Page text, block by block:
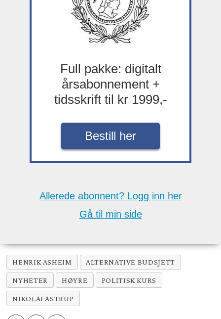
Full pakke: digitalt
årsabonnement +
tidsskrift til kr 1999,-
Bestill her
Allerede abonnent? Logg inn her
Gå til min side
HENRIK ASHEIM ALTERNATIVE BUDSJETT
NYHETER HØYRE POLITISK KURS
NIKOLAI ASTRUP